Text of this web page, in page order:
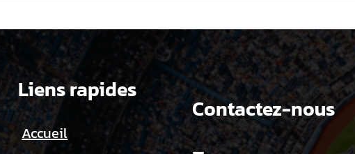
Liens rapides
Accueil
Contactez-nous